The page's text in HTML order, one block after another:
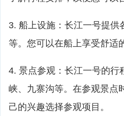
3. 船上设施：长江一号提
等。您可以在船上享受舒适
4. 景点参观：长江一号的行
峡、九寨沟等。在参观景点
己的兴趣选择参观项目。